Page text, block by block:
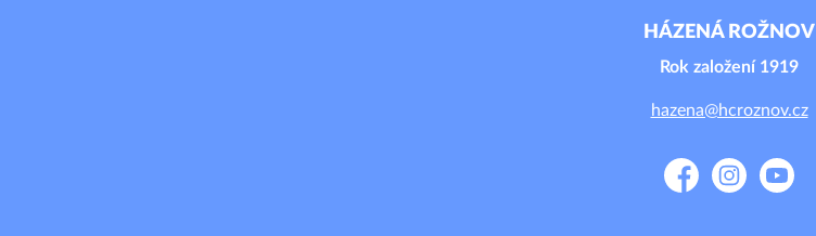
HÁZENÁ ROŽNOV
Rok založení 1919
hazena@hcroznov.cz
FacebookInstagramYouTube